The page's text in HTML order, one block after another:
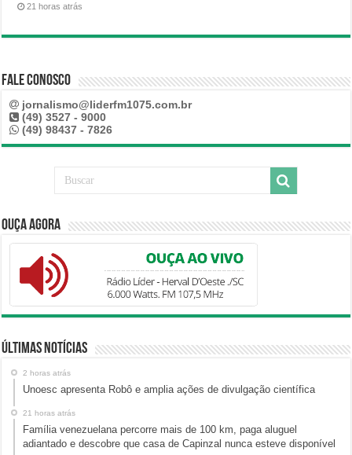
21 horas atrás
Fale Conosco
jornalismo@liderfm1075.com.br
(49) 3527 - 9000
(49) 98437 - 7826
Ouça Agora
Últimas Notícias
2 horas atrás
Unoesc apresenta Robô e amplia ações de divulgação científica
21 horas atrás
Família venezuelana percorre mais de 100 km, paga aluguel
adiantado e descobre que casa de Capinzal nunca esteve disponível